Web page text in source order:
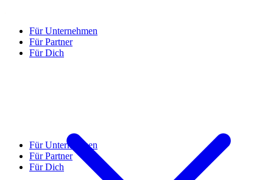
Für Unternehmen
Für Partner
Für Dich
Für Unternehmen
Für Partner
Für Dich